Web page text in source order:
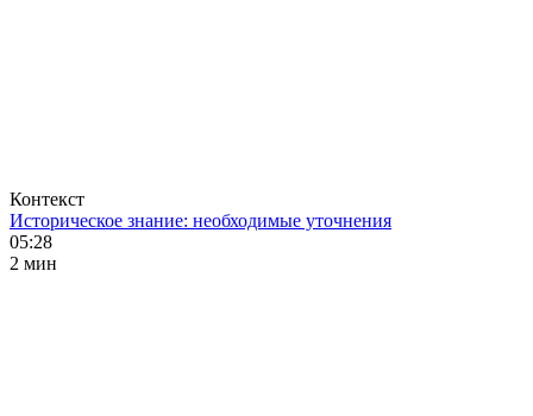
Контекст
Историческое знание: необходимые уточнения
05:28
2 мин